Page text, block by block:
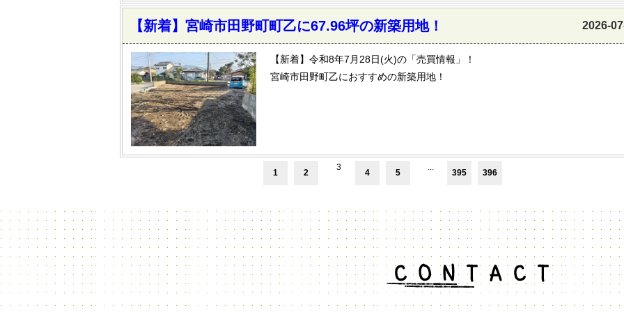
【新着】宮崎市田野町町乙に67.96坪の新築用地！ 2026-
【新着】令和8年7月28日(火)の「売買情報」！
宮崎市田野町乙におすすめの新築用地！
1 2
3
4 5
...
395 396